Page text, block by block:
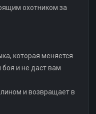
охотником за
которая меняется
боя и не даст вам
и возвращает в